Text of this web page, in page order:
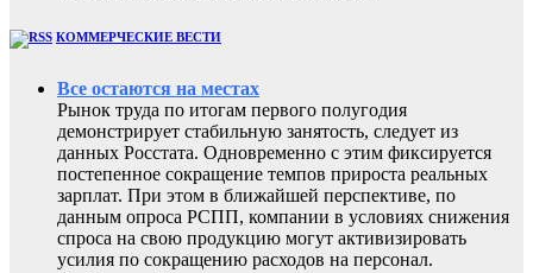
КОММЕРЧЕСКИЕ ВЕСТИ
Все остаются на местах
Рынок труда по итогам первого полугодия
демонстрирует стабильную занятость, следует из
данных Росстата. Одновременно с этим фиксируется
постепенное сокращение темпов прироста реальных
зарплат. При этом в ближайшей перспективе, по
данным опроса РСПП, компании в условиях снижения
спроса на свою продукцию могут активизировать
усилия по сокращению расходов на персонал.